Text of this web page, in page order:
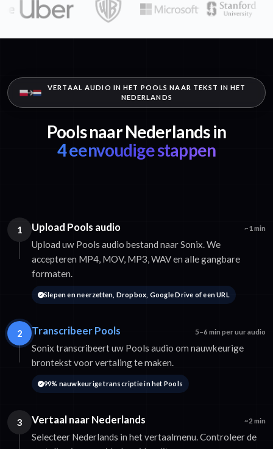
VERTAAL AUDIO IN HET POOLS NAAR TEKST IN HET
NEDERLANDS
Pools naar Nederlands in
4 eenvoudige stappen
1 Upload Pools audio ~1 min
Upload uw Pools audio bestand naar Sonix. We
accepteren MP4, MOV, MP3, WAV en alle gangbare
formaten.
Slepen en neerzetten, Dropbox, Google Drive of een URL
2 Transcribeer Pools 5–6 min per uur audio
Sonix transcribeert uw Pools audio om nauwkeurige
brontekst voor vertaling te maken.
99% nauwkeurige transcriptie in het Pools
3 Vertaal naar Nederlands ~2 min
Selecteer Nederlands in het vertaalmenu. Controleer de